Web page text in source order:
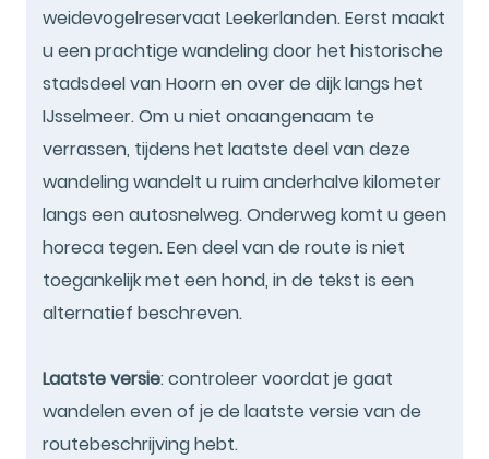
weidevogelreservaat Leekerlanden. Eerst maakt
u een prachtige wandeling door het historische
stadsdeel van Hoorn en over de dijk langs het
IJsselmeer. Om u niet onaangenaam te
verrassen, tijdens het laatste deel van deze
wandeling wandelt u ruim anderhalve kilometer
langs een autosnelweg. Onderweg komt u geen
horeca tegen. Een deel van de route is niet
toegankelijk met een hond, in de tekst is een
alternatief beschreven.
Laatste versie: controleer voordat je gaat
wandelen even of je de laatste versie van de
routebeschrijving hebt.